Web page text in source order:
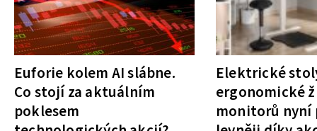
Euforie kolem AI slábne.
Co stojí za aktuálním
poklesem
Elektrické
ergonomické
monitorů